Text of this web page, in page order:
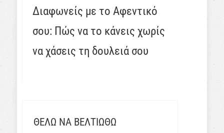
Διαφωνείς με το Αφεντικό
σου: Πώς να το κάνεις χωρίς
να χάσεις τη δουλειά σου
ΘΕΛΩ ΝΑ ΒΕΛΤΙΩΘΩ